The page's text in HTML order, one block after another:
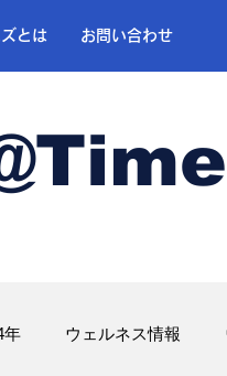
とは お問い合わせ
年 ウェルネス情報